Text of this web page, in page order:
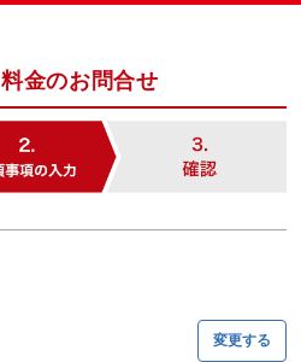
金のお問合せ
変更する